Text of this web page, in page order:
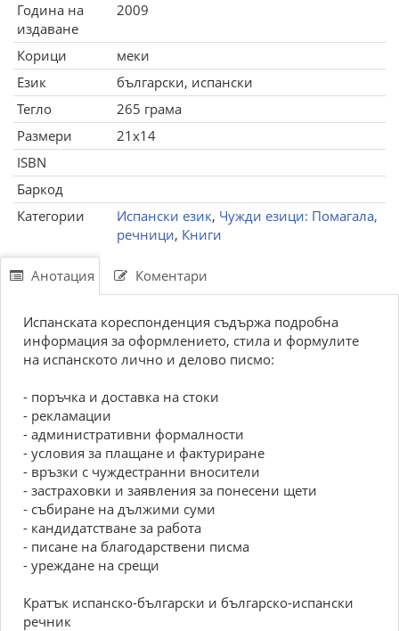
Година на
издаване
2009
Корици
меки
Език
български, испански
Тегло
265 грама
Размери
21x14
ISBN
Баркод
Категории
Испански език, Чужди езици: Помагала,
речници, Книги
Анотация Коментари
Испанската кореспонденция съдържа подробна
информация за оформлението, стила и формулите
на испанското лично и делово писмо:
- поръчка и доставка на стоки
- рекламации
- административни формалности
- условия за плащане и фактуриране
- връзки с чуждестранни вносители
- застраховки и заявления за понесени щети
- събиране на дължими суми
- кандидатстване за работа
- писане на благодарствени писма
- уреждане на срещи
Кратък испанско-български и българско-испански
речник